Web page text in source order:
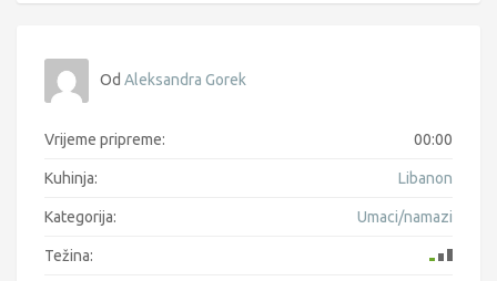
Od Aleksandra Gorek
Vrijeme pripreme: 00:00
Kuhinja: Libanon
Kategorija: Umaci/namazi
Težina: